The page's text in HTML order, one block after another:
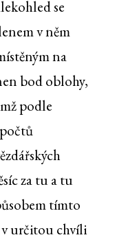
se
v něm
na
bod oblohy,
podle
za tu a tu
tímto
určitou chvíli